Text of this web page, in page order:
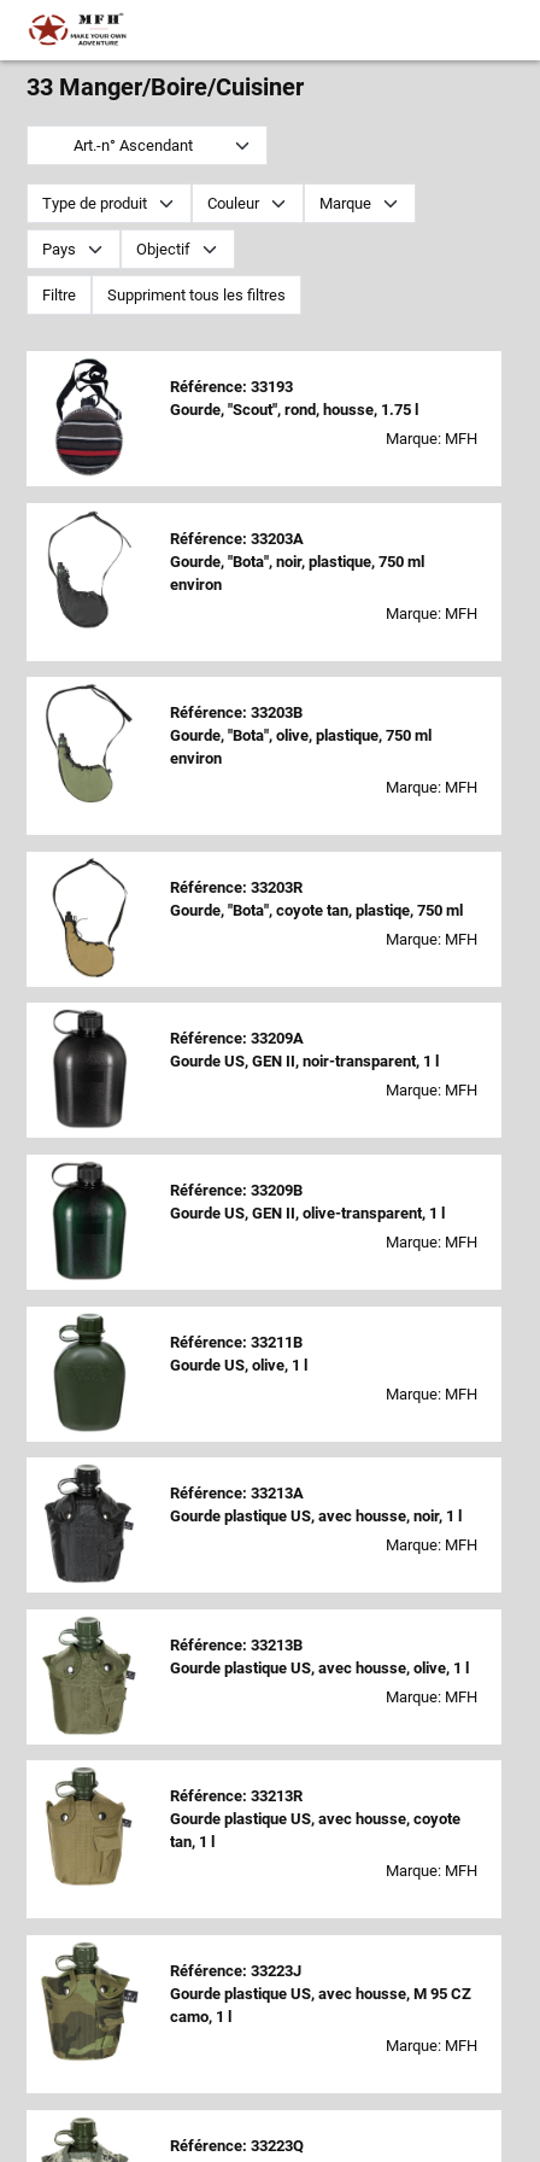
33 Manger/Boire/Cuisiner
Art.-n° Ascendant
Type de produit Couleur Marque
Pays Objectif
Filtre Suppriment tous les filtres
Référence: 33193
Gourde, "Scout", rond, housse, 1.75 l
Marque: MFH
Référence: 33203A
Gourde, "Bota", noir, plastique, 750 ml
environ
Marque: MFH
Référence: 33203B
Gourde, "Bota", olive, plastique, 750 ml
environ
Marque: MFH
Référence: 33203R
Gourde, "Bota", coyote tan, plastiqe, 750 ml
Marque: MFH
Référence: 33209A
Gourde US, GEN II, noir-transparent, 1 l
Marque: MFH
Référence: 33209B
Gourde US, GEN II, olive-transparent, 1 l
Marque: MFH
Référence: 33211B
Gourde US, olive, 1 l
Marque: MFH
Référence: 33213A
Gourde plastique US, avec housse, noir, 1 l
Marque: MFH
Référence: 33213B
Gourde plastique US, avec housse, olive, 1 l
Marque: MFH
Référence: 33213R
Gourde plastique US, avec housse, coyote
tan, 1 l
Marque: MFH
Référence: 33223J
Gourde plastique US, avec housse, M 95 CZ
camo, 1 l
Marque: MFH
Référence: 33223Q